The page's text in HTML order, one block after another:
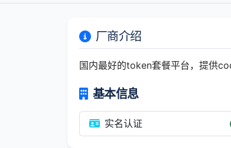
厂商介绍
国内最好的token套餐平台，提供
基本信息
实名认证